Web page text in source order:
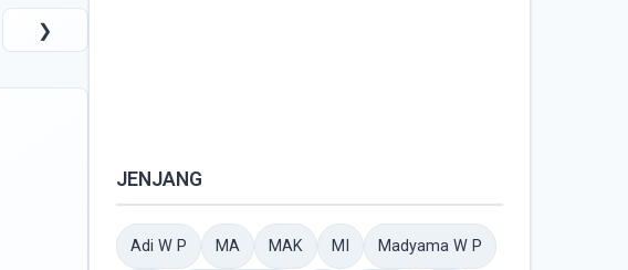
❯
JENJANG
Adi W P MA MAK MI Madyama W P